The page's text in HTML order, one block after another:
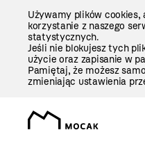
Używamy plików cookies,
korzystanie z naszego
statystycznych.
Jeśli nie blokujesz tych
użycie oraz zapisanie w
Pamiętaj, że możesz
zmieniając ustawienia